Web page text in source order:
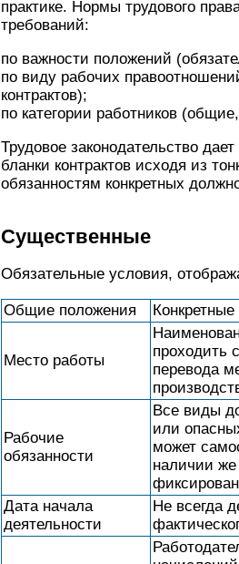
практике. Нормы трудового
требований:
по важности положений
по виду рабочих
контрактов);
по категории работников
Трудовое законодательство
бланки контрактов исходя из
обязанностям конкретных
Существенные
Обязательные условия,
Общие положения
Место работы
проходить
перевода
Рабочие
обязанности
Все виды
или
может
наличии же
Дата начала
деятельности
Не всегда